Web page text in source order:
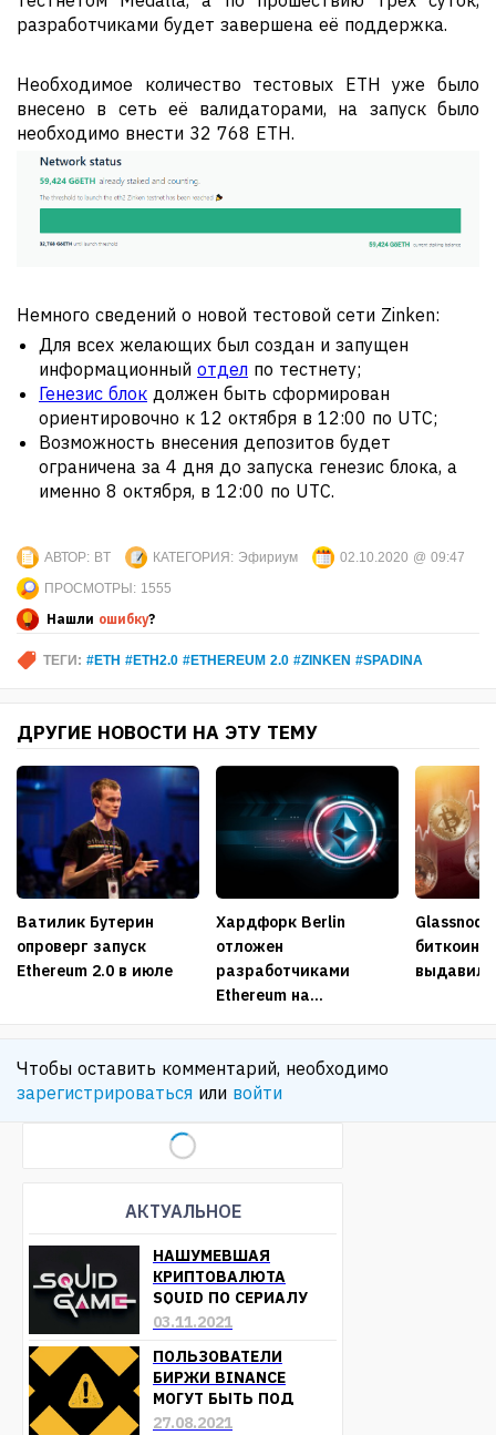
разработчиками будет завершена её поддержка.
Необходимое количество тестовых ETH уже было
внесено в сеть её валидаторами, на запуск было
необходимо внести 32 768 ETH.
Немного сведений о новой тестовой сети Zinken:
Для всех желающих был создан и запущен
информационный отдел по тестнету;
Генезис блок должен быть сформирован
ориентировочно к 12 октября в 12:00 по UTC;
Возможность внесения депозитов будет
ограничена за 4 дня до запуска генезис блока, а
именно 8 октября, в 12:00 по UTC.
АВТОР: BT КАТЕГОРИЯ: Эфириум
02.10.2020 @ 09:47
ПРОСМОТРЫ: 1555
Нашли ошибку?
ТЕГИ: #ETH #ETH2.0 #ETHEREUM 2.0 #ZINKEN #SPADINA
ДРУГИЕ НОВОСТИ НА ЭТУ ТЕМУ
Ватилик Бутерин
опроверг запуск
Ethereum 2.0 в июле
Хардфорк Berlin
отложен
разработчиками
Ethereum на...
биткоина
выдавил
Чтобы оставить комментарий, необходимо
зарегистрироваться или войти
АКТУАЛЬНОЕ
НАШУМЕВШАЯ
КРИПТОВАЛЮТА
SQUID ПО СЕРИАЛУ
«ИГРА В КАЛЬМАРА»
03.11.2021
ПОЛЬЗОВАТЕЛИ
БИРЖИ BINANCE
МОГУТ БЫТЬ ПОД
УГРОЗОЙ ПОТЕРИ
27.08.2021